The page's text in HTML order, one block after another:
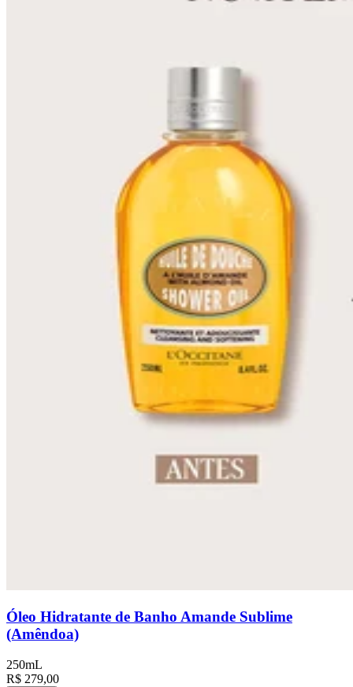
Óleo Hidratante de Banho Amande Sublime
(Amêndoa)
250mL
R$ 279,00